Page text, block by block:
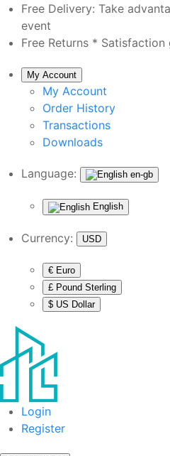
Free Delivery: Take
event
Free Returns * Satisfaction
My Account
My Account
Order History
Transactions
Downloads
Language: en-gb
English
Currency: USD
€ Euro
£ Pound Sterling
$ US Dollar
Login
Register